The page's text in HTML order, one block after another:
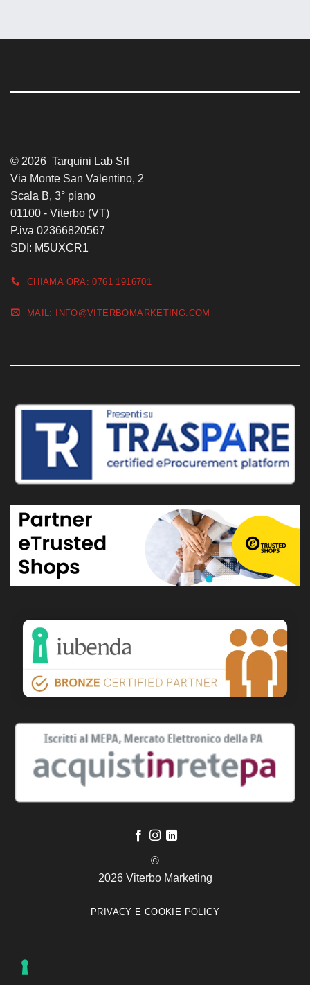
© 2026 Tarquini Lab Srl
Via Monte San Valentino, 2
Scala B, 3° piano
01100 - Viterbo (VT)
P.iva 02366820567
SDI: M5UXCR1
CHIAMA ORA: 0761 1916701
MAIL: INFO@VITERBOMARKETING.COM
©
2026 Viterbo Marketing
PRIVACY E COOKIE POLICY